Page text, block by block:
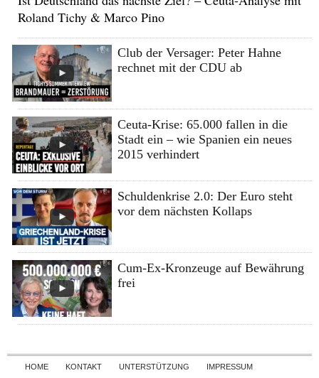
Roland Tichy & Marco Pino
Club der Versager: Peter Hahne
rechnet mit der CDU ab
Ceuta-Krise: 65.000 fallen in die
Stadt ein – wie Spanien ein neues
2015 verhindert
Schuldenkrise 2.0: Der Euro steht
vor dem nächsten Kollaps
Cum-Ex-Kronzeuge auf Bewährung
frei
Skip to content
HOME KONTAKT UNTERSTÜTZUNG IMPRESSUM